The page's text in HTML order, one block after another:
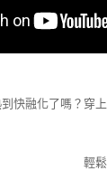
快融化了嗎？穿上
輕